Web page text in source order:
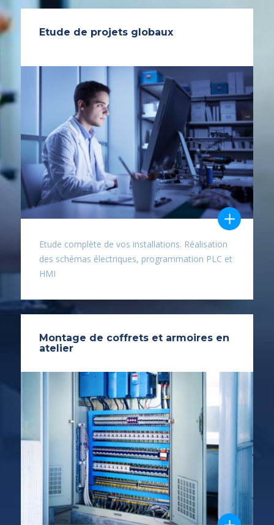
Etude de projets globaux
Etude complète de vos installations. Réalisation
des schémas électriques, programmation PLC et
HMI
Montage de coffrets et armoires en
atelier